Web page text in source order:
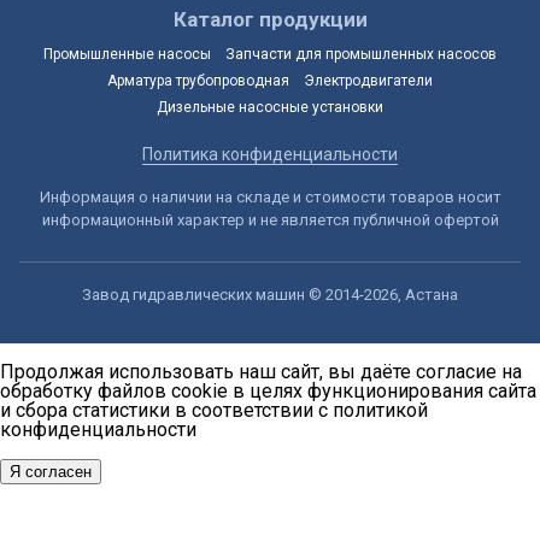
Каталог продукции
Промышленные насосы
Запчасти для промышленных насосов
Арматура трубопроводная
Электродвигатели
Дизельные насосные установки
Политика конфиденциальности
Информация о наличии на складе и стоимости товаров носит
информационный характер и не является публичной офертой
Завод гидравлических машин © 2014-2026, Астана
Продолжая использовать наш сайт, вы даёте согласие на
обработку файлов cookie в целях функционирования сайта
и сбора статистики в соответствии с политикой
конфиденциальности
Я согласен